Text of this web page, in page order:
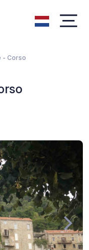
- Corso